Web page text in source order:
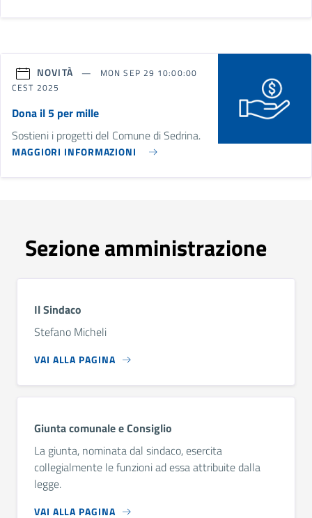
NOVITÀ
MON SEP 29 10:00:00
CEST 2025
Dona il 5 per mille
Sostieni i progetti del Comune di Sedrina.
MAGGIORI INFORMAZIONI
Sezione amministrazione
Il Sindaco
Stefano Micheli
VAI ALLA PAGINA
Giunta comunale e Consiglio
La giunta, nominata dal sindaco, esercita
collegialmente le funzioni ad essa attribuite dalla
legge.
VAI ALLA PAGINA